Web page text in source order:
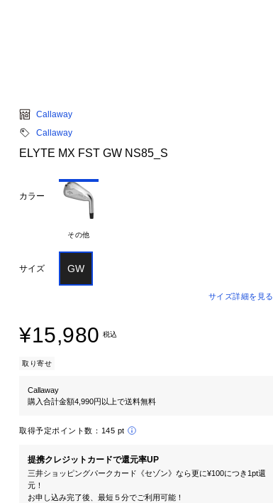
Callaway
Callaway
ELYTE MX FST GW NS85_S
カラー
その他
サイズ GW
サイズ詳細を見る
¥15,980 税込
取り寄せ
Callaway
購入合計金額4,990円以上で送料無料
取得予定ポイント数： 145 pt
提携クレジットカードで還元率UP
三井ショッピングパークカード《セゾン》なら更に¥100につき1pt還
元！
お申し込み完了後、最短５分でご利用可能！